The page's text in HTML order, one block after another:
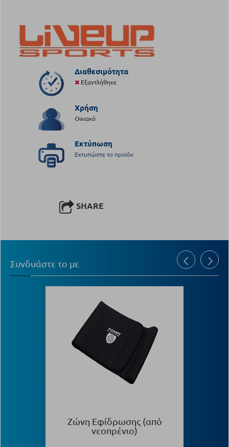
Διαθεσιμότητα
Εξαντλήθηκε
Χρήση
Οικιακό
Εκτύπωση
Εκτυπώστε το προϊόν
SHARE
Συνδυάστε το με
Ζώνη Εφίδρωσης (από
νεοπρένιο)